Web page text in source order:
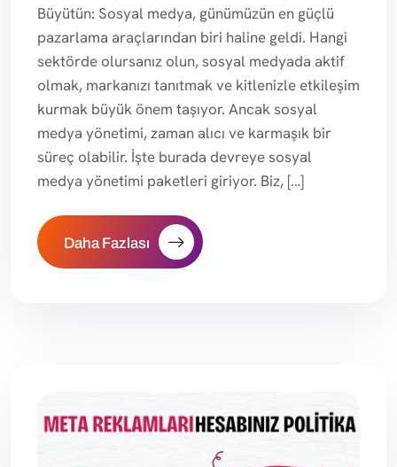
Büyütün: Sosyal medya, günümüzün en güçlü
pazarlama araçlarından biri haline geldi. Hangi
sektörde olursanız olun, sosyal medyada aktif
olmak, markanızı tanıtmak ve kitlenizle etkileşim
kurmak büyük önem taşıyor. Ancak sosyal
medya yönetimi, zaman alıcı ve karmaşık bir
süreç olabilir. İşte burada devreye sosyal
medya yönetimi paketleri giriyor. Biz, […]
Daha Fazlası